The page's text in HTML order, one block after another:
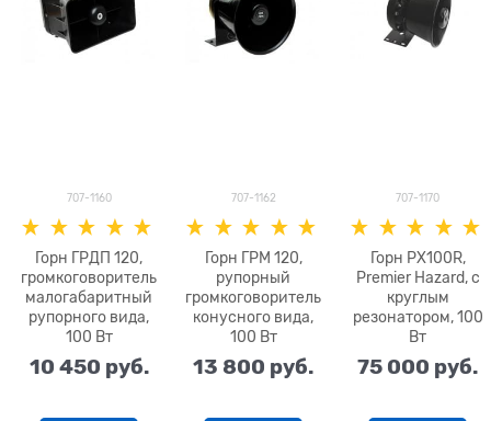
707-1160
Горн ГРДП 120,
громкоговоритель
малогабаритный
рупорного вида,
100 Вт
10 450 руб.
707-1162
Горн ГРМ 120,
рупорный
громкоговоритель
конусного вида,
100 Вт
13 800 руб.
707-1170
Горн PX100R,
Premier Hazard, с
круглым
резонатором, 100
Вт
75 000 руб.